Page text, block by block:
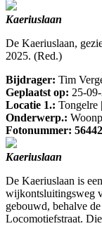
Kaeriuslaan
De Kaeriuslaan,
2025. (Red.)
Bijdrager: Tim
Geplaatst op: 25-
Locatie 1.: Tongelre |
Onderwerp.:
Fotonummer: 56442
Kaeriuslaan
De Kaeriuslaan is
wijkontsluitingsweg
gebouwd, behalve
Locomotiefstraat.